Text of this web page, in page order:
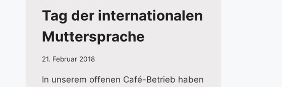
Tag der internationalen
Muttersprache
21. Februar 2018
In unserem offenen Café-Betrieb haben